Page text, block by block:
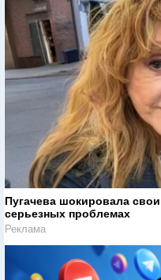
Пугачева шокировала
серьезных проблемах
Реклама